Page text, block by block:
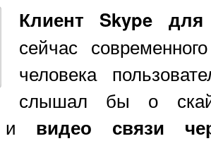
Клиент Skype
сейчас
человека
слышал бы о
и видео связи